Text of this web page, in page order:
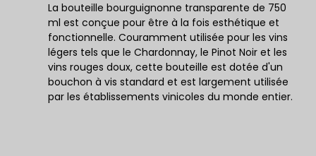
La bouteille bourguignonne transparente de 750
ml est conçue pour être à la fois esthétique et
fonctionnelle. Couramment utilisée pour les vins
légers tels que le Chardonnay, le Pinot Noir et les
vins rouges doux, cette bouteille est dotée d'un
bouchon à vis standard et est largement utilisée
par les établissements vinicoles du monde entier.